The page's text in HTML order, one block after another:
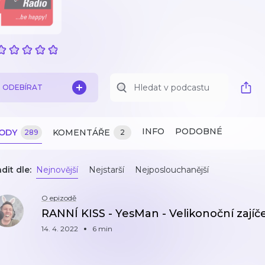
ODEBÍRAT
289 KOMENTÁŘE 2 INFO PODOBNÉ
dle: Nejnovější Nejstarší Nejposlouchanější
O epizodě
RANNÍ KISS - YesMan - Velikonoční
14. 4. 2022 6 min